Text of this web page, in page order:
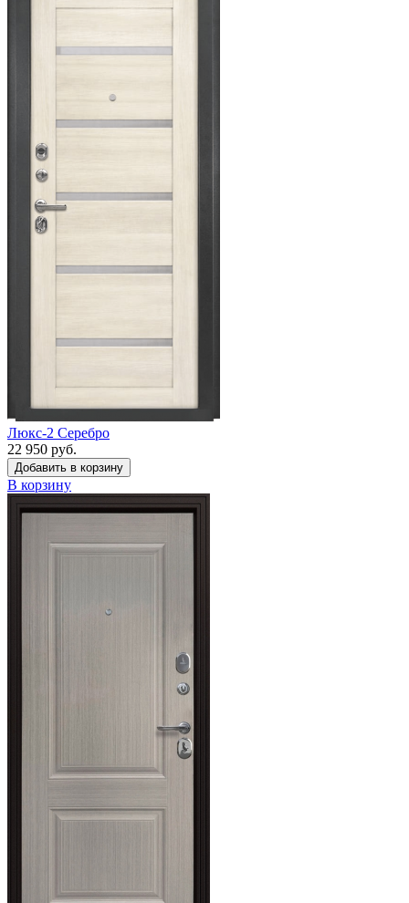
Люкс-2 Серебро
22 950 руб.
Добавить в корзину
В корзину